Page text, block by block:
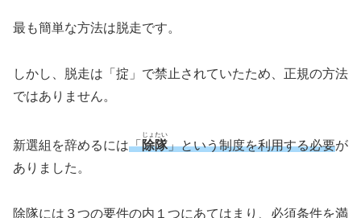
最も簡単な方法は脱走です。
しかし、脱走は「掟」で禁止されていたため、正規の方法
ではありません。
新選組を辞めるには「除隊
じょたい
」という制度を利用する必要が
ありました。
除隊には３つの要件の内１つにあてはまり、必須条件を満